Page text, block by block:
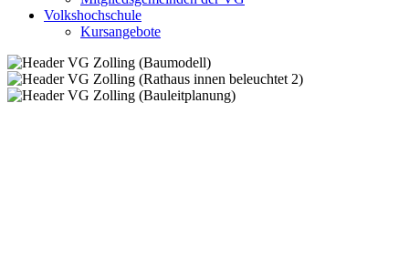
Volkshochschule
Kursangebote